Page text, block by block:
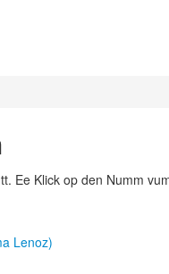
Ee Klick op den Numm
Lenoz)